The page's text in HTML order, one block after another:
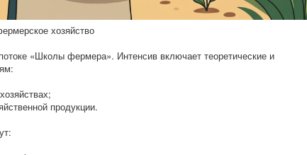
хозяйство
«Школы фермера». Интенсив включает теоретические и
продукции.